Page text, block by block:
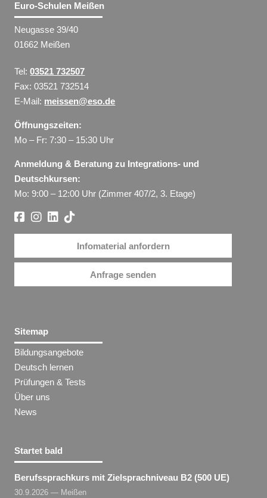
Euro-Schulen Meißen
Neugasse 39/40
01662 Meißen
Tel:03521 732507
Fax: 03521 732514
E-Mail: meissen@eso.de
Öffnungszeiten:
Mo – Fr: 7:30 – 15:30 Uhr
Anmeldung & Beratung zu Integrations- und
Deutschkursen:
Mo: 9:00 – 12:00 Uhr (Zimmer 407/2, 3. Etage)
Infomaterial anfordern
Anfrage senden
Sitemap
Bildungsangebote
Deutsch lernen
Prüfungen & Tests
Über uns
News
Startet bald
Berufssprachkurs mit Zielsprachniveau B2 (500 UE)
30.9.2026 — Meißen